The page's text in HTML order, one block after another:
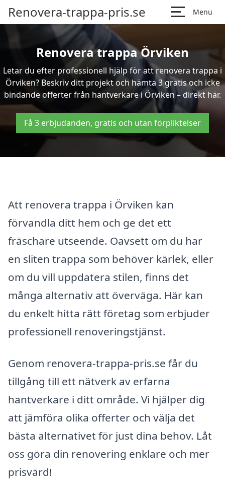
Renovera-trappa-pris.se Menu
Renovera trappa Örviken
Letar du efter professionell hjälp för att renovera trappa i
Örviken? Beskriv ditt projekt och hämta 3 gratis och icke
bindande offerter från hantverkare i Örviken – direkt här.
Få 3 erbjudanden, gratis och utan förpliktelser
Att renovera trappa i Örviken kan
förvandla ditt hem och ge det ett
fräschare utseende. Oavsett om du har
en sliten trappa som behöver kärlek, eller
om du vill uppdatera stilen, finns det
många alternativ att överväga. Här kan
du enkelt hitta rätt företag som erbjuder
professionell renoveringstjänst.
Genom renovera-trappa-pris.se får du
tillgång till ett nätverk av erfarna
hantverkare i ditt område. Vi hjälper dig
att jämföra olika offerter och välja det
bästa alternativet för just dina behov. Låt
oss göra din renovering enklare och mer
prisvärd!